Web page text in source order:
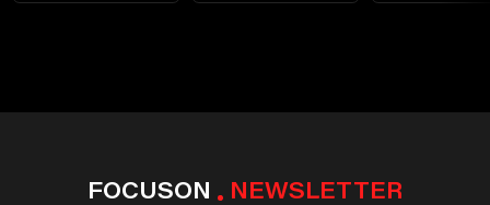
FOCUSON NEWSLETTER